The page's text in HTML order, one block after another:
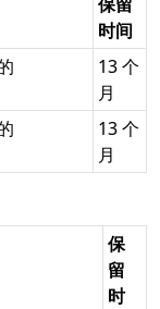
时间
13 个
月
13 个
月
保
留
时